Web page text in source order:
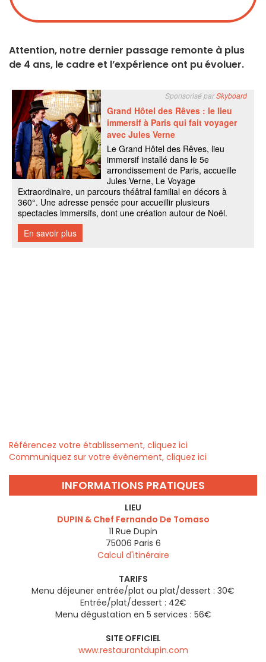
Attention, notre dernier passage remonte à plus
de 4 ans, le cadre et l’expérience ont pu évoluer.
Référencez votre établissement, cliquez ici
Communiquez sur votre évènement, cliquez ici
INFORMATIONS PRATIQUES
LIEU
DUPIN & Chef Fernando De Tomaso
11 Rue Dupin
75006 Paris 6
Calcul d'itinéraire
TARIFS
Menu déjeuner entrée/plat ou plat/dessert : 30€
Entrée/plat/dessert : 42€
Menu dégustation en 5 services : 56€
SITE OFFICIEL
www.restaurantdupin.com